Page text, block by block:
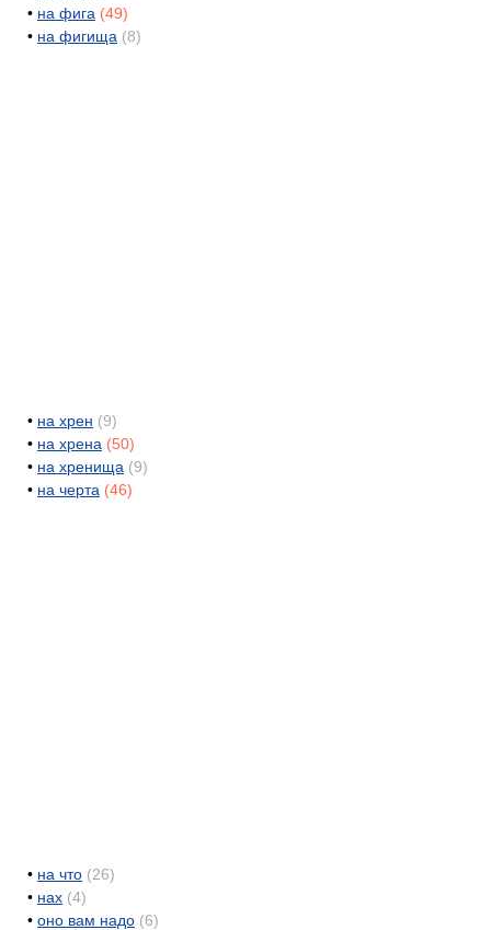
• на фига (49)
• на фигища (8)
• на хрен (9)
• на хрена (50)
• на хренища (9)
• на черта (46)
• на что (26)
• нах (4)
• оно вам надо (6)